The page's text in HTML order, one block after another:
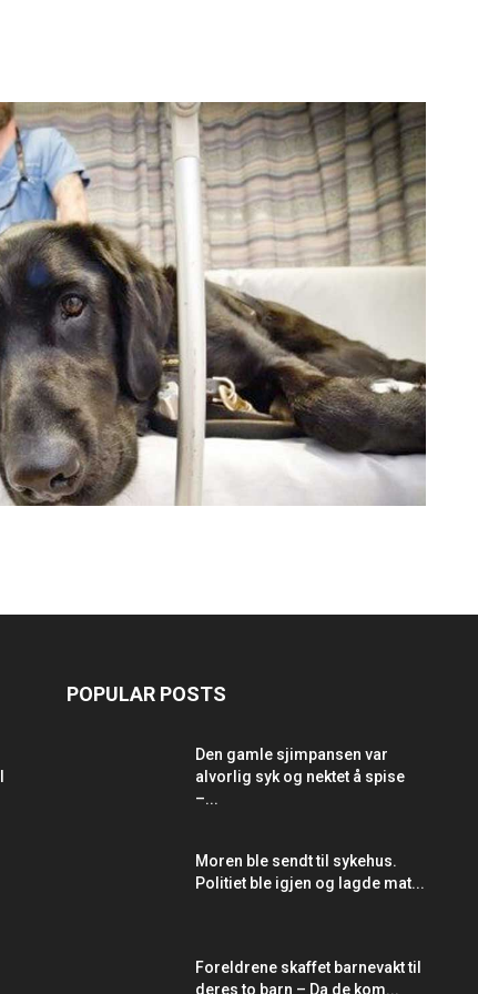
POPULAR POSTS
Den gamle sjimpansen var
alvorlig syk og nektet å spise
–...
Moren ble sendt til sykehus.
Politiet ble igjen og lagde mat...
Foreldrene skaffet barnevakt til
deres to barn – Da de kom...